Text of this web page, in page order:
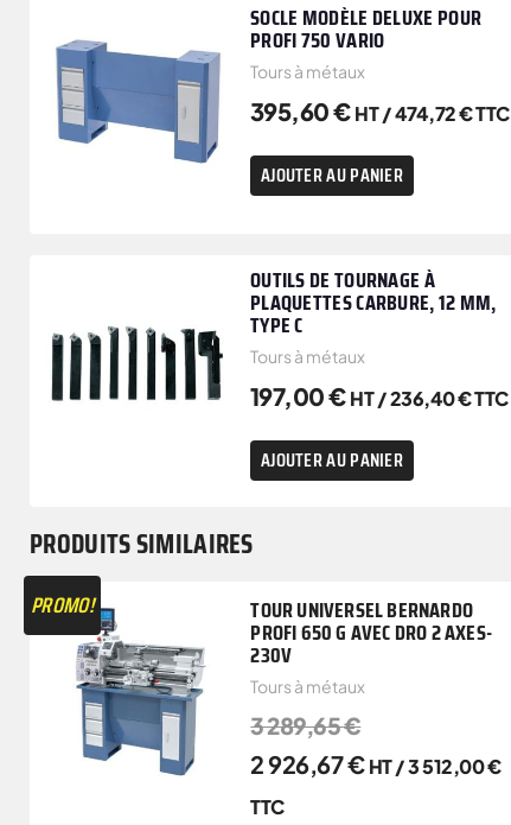
SOCLE MODÈLE DELUXE POUR
PROFI 750 VARIO
Tours à métaux
395,60€HT /474,72€TTC
AJOUTER AU PANIER
OUTILS DE TOURNAGE À
PLAQUETTES CARBURE, 12 MM,
TYPE C
Tours à métaux
197,00€HT /236,40€TTC
AJOUTER AU PANIER
PRODUITS SIMILAIRES
PROMO! TOUR UNIVERSEL BERNARDO
PROFI 650 G AVEC DRO 2 AXES-
230V
Tours à métaux
3 289,65€
2 926,67€ HT /3 512,00€
TTC